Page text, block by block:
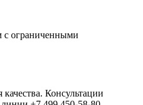
с ограниченными
качества. Консультации